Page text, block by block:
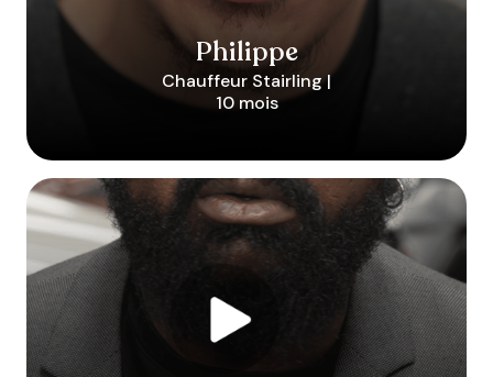
Philippe
Chauffeur Stairling |
10 mois